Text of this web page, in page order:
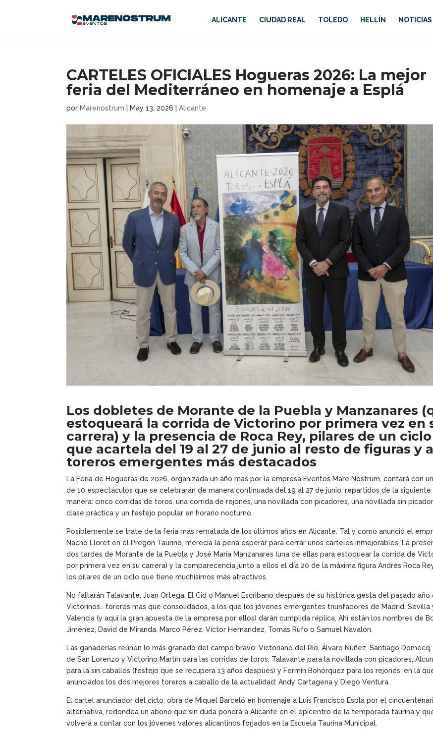
ALICANTE CIUDAD REAL TOLEDO HELLÍN NOTICIAS
CARTELES OFICIALES Hogueras 2026: La mejor
feria del Mediterráneo en homenaje a Esplá
por Marenostrum May 13, 2026 |Alicante
Los dobletes de Morante de la Puebla y Manzanares
estoqueará la corrida de Victorino por primera vez en
carrera) y la presencia de Roca Rey, pilares de un ciclo
que acartela del 19 al 27 de junio al resto de figuras y
toreros emergentes más destacados
La Feria de Hogueras de 2026, organizada un año más por la empresa Eventos Mare Nostrum, contará con
de 10 espectáculos que se celebrarán de manera continuada del 19 al 27 de junio, repartidos de la siguiente
manera: cinco corridas de toros, una corrida de rejones, una novillada con picadores, una novillada sin
clase práctica y un festejo popular en horario nocturno.
Posiblemente se trate de la feria más rematada de los últimos años en Alicante. Tal y como anunció el
Nacho Lloret en el Pregón Taurino, merecía la pena esperar para cerrar unos carteles inmejorables. La
dos tardes de Morante de la Puebla y José María Manzanares (una de ellas para estoquear la corrida de
por primera vez en su carrera) y la comparecencia junto a ellos el día 20 de la máxima figura Andrés Roca
los pilares de un ciclo que tiene muchísimos más atractivos.
No faltarán Talavante, Juan Ortega, El Cid o Manuel Escribano después de su histórica gesta del pasado año
Victorinos… toreros más que consolidados, a los que los jóvenes emergentes triunfadores de Madrid, Sevilla
Valencia (y aquí la gran apuesta de la empresa por ellos) darán cumplida réplica. Ahí están los nombres de
Jiménez, David de Miranda, Marco Pérez, Víctor Hernández, Tomás Rufo o Samuel Navalón.
Las ganaderías reúnen lo más granado del campo bravo: Victoriano del Río, Álvaro Núñez, Santiago
de San Lorenzo y Victorino Martín para las corridas de toros, Talavante para la novillada con picadores,
para la sin caballos (festejo que se recupera 13 años después) y Fermín Bohórquez para los rejones, en la
anunciados los dos mejores toreros a caballo de la actualidad: Andy Cartagena y Diego Ventura.
El cartel anunciador del ciclo, obra de Miquel Barceló en homenaje a Luis Francisco Esplá por el
alternativa, redondea un abono que sin duda pondrá a Alicante en el epicentro de la temporada taurina y
volverá a contar con los jóvenes valores alicantinos forjados en la Escuela Taurina Municipal.